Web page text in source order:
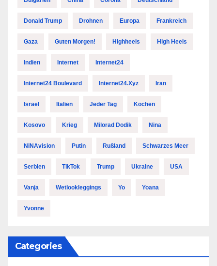
Donald Trump Drohnen Europa Frankreich
Gaza Guten Morgen! Highheels High Heels
Indien Internet Internet24
Internet24 Boulevard Internet24.xyz Iran
Israel Italien Jeder Tag Kochen
Kosovo Krieg Milorad Dodik Nina
NiNAvision Putin Rußland Schwarzes Meer
Serbien TikTok Trump Ukraine USA
Vanja Wetlookleggings Yo Yoana
Yvonne
Categories